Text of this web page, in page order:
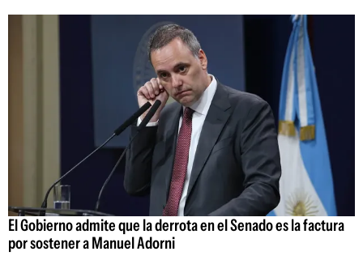
El Gobierno admite que la derrota en el Senado es la factura
por sostener a Manuel Adorni